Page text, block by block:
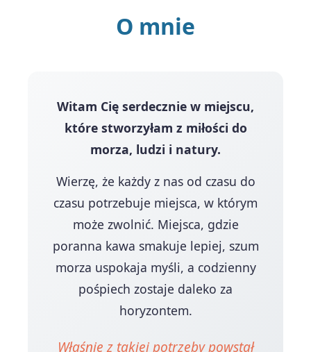
O mnie
Witam Cię serdecznie w miejscu,
które stworzyłam z miłości do
morza, ludzi i natury.
Wierzę, że każdy z nas od czasu do
czasu potrzebuje miejsca, w którym
może zwolnić. Miejsca, gdzie
poranna kawa smakuje lepiej, szum
morza uspokaja myśli, a codzienny
pośpiech zostaje daleko za
horyzontem.
Właśnie z takiej potrzeby powstał